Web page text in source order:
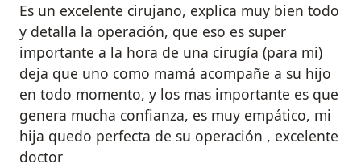
Es un excelente cirujano, explica muy bien todo
y detalla la operación, que eso es super
importante a la hora de una cirugía (para mi)
deja que uno como mamá acompañe a su hijo
en todo momento, y los mas importante es que
genera mucha confianza, es muy empático, mi
hija quedo perfecta de su operación , excelente
doctor